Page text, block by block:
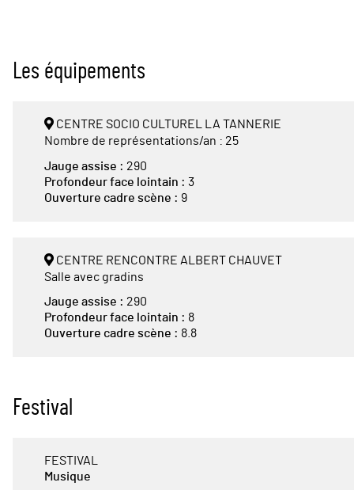
Les équipements
CENTRE SOCIO CULTUREL LA TANNERIE
Nombre de représentations/an : 25
Jauge assise : 290
Profondeur face lointain : 3
Ouverture cadre scène : 9
CENTRE RENCONTRE ALBERT CHAUVET
Salle avec gradins
Jauge assise : 290
Profondeur face lointain : 8
Ouverture cadre scène : 8.8
Festival
FESTIVAL
Musique